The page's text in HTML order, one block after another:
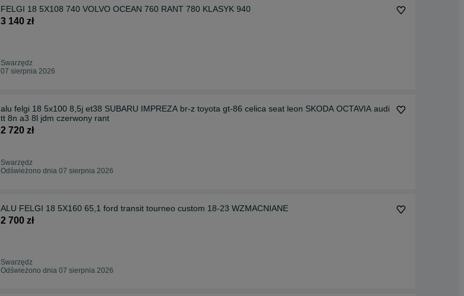
FELGI 18 5X108 740 VOLVO OCEAN 760 RANT 780 KLASYK 940
3 140 zł
Swarzędz
07 sierpnia 2026
alu felgi 18 5x100 8,5j et38 SUBARU IMPREZA br-z toyota gt-86 celica seat leon SKODA OCTAVIA audi
tt 8n a3 8l jdm czerwony rant
2 720 zł
Swarzędz
Odświeżono dnia 07 sierpnia 2026
ALU FELGI 18 5X160 65,1 ford transit tourneo custom 18-23 WZMACNIANE
2 700 zł
Swarzędz
Odświeżono dnia 07 sierpnia 2026